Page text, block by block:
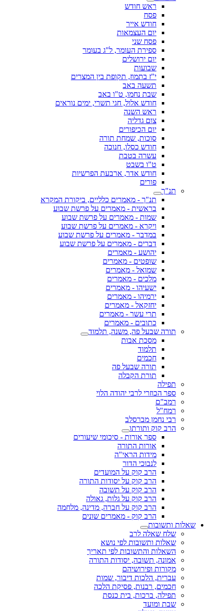
ראש חודש
פסח
חודש אייר
יום העצמאות
פסח שני
ספירת העומר, ל"ג בעומר
יום ירושלים
שבועות
י"ז בתמוז, תקופת בין המצרים
תשעה באב
שבת נחמו, ט"ו באב
חודש אלול, חגי תשרי, ימים נוראים
ראש השנה
צום גדליה
יום הכיפורים
סוכות, שמחת תורה
חודש כסלו, חנוכה
עשרה בטבת
ט"ו בשבט
חודש אדר, ארבעת הפרשיות
פורים
תנ"ך
תנ"ך - מאמרים כלליים, ביקורת המקרא
בראשית - מאמרים על פרשת שבוע
שמות - מאמרים על פרשת שבוע
ויקרא - מאמרים על פרשת שבוע
במדבר - מאמרים על פרשת שבוע
דברים - מאמרים על פרשת שבוע
יהושע - מאמרים
שופטים - מאמרים
שמואל - מאמרים
מלכים - מאמרים
ישעיהו - מאמרים
ירמיהו - מאמרים
יחזקאל - מאמרים
תרי עשר - מאמרים
כתובים - מאמרים
תורה שבעל פה, משנה, תלמוד
מסכת אבות
תלמוד
חכמים
תורה שבעל פה
תורת הקבלה
תפילה
ספר הכוזרי לרבי יהודה הלוי
רמב"ם
רמח"ל
רבי נחמן מברסלב
הרב קוק ותורתו
ספר אורות - סיכומי שיעורים
אורות התורה
מידות הראי"ה
לנבוכי הדור
הרב קוק על המועדים
הרב קוק על יסודות התורה
הרב קוק על תשובה
הרב קוק על גלות, גאולה
הרב קוק על חברה, מדינה, מלחמה
הרב קוק - מאמרים שונים
שאלות ותשובות
שלח שאלה לרב
שאלות ותשובות לפי נושא
השאלות והתשובות לפי תאריך
אמונה, תשובה, יסודות התורה
מקורות ופירושיהם
עברית, הלכות דיבור, שמות
חכמים, רבנות, פסיקת הלכה
תפילה, ברכות, בית כנסת
שבת ומועד